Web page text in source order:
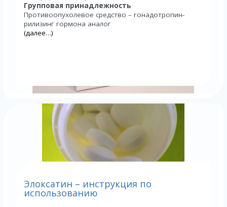
Групповая принадлежность
Противоопухолевое средство – гонадотропин-
рилизинг гормона аналог
(далее…)
Элоксатин – инструкция по
использованию